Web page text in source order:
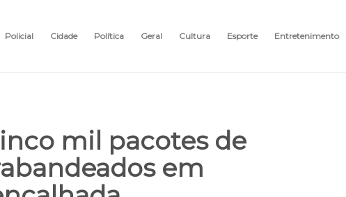
Policial Cidade Política Geral Cultura Esporte Entretenimento
mil pacotes de
em